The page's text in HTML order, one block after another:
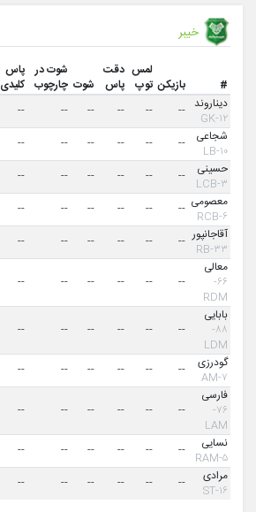
خیبر
# بازیکن
لمس
توپ
دقت
پاس
شوت
شوت در
چارچوب
پاس
کلیدی
دیناروند
۱۲-GK
--
--
--
--
--
--
شجاعی
۱۰-LB
--
--
--
--
--
--
حسینی
۳-LCB
--
--
--
--
--
--
معصومی
۶-RCB
--
--
--
--
--
--
آقاجانپور
۳۳-RB
--
--
--
--
--
--
معالی
۶۶-
RDM
--
--
--
--
--
--
بابایی
۸۸-
LDM
--
--
--
--
--
--
گودرزی
۷-AM
--
--
--
--
--
--
فارسی
۷۶-
LAM
--
--
--
--
--
--
نسایی
۵-RAM
--
--
--
--
--
--
مرادی
۱۶-ST
--
--
--
--
--
--